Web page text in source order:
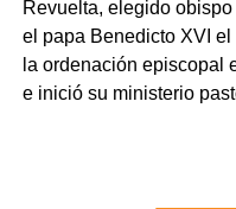
Revuelta, elegido
el papa Benedicto XVI
la ordenación episcopal
e inició su ministerio